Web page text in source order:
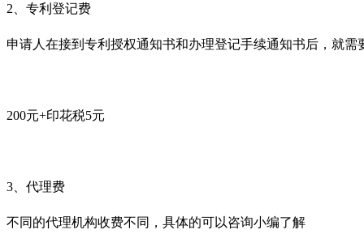
2 、专利登记费
申请人在接到专利授权通知书和办理登记手续通知书后，就
200元+印花税5元
3、 代理费
不同的代理机构收费不同，具体的可以咨询小编了解